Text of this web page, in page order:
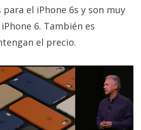
el iPhone 6s y son muy
6. También es
el precio.